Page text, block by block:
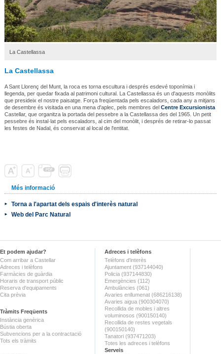
La Castellassa
La Castellassa
A Sant Llorenç del Munt, la roca es torna escultura i després esdevé toponímia i
llegenda, per quedar fixada al patrimoni cultural. La Castellassa és un d'aquests monòlits
que presideix el nostre paisatge. Força freqüentada pels escaladors, cada any a mitjans
de desembre és visitada en una mena d'aplec, pels membres del Centre Excursionista
Castellar, que organitza la portada del pessebre a la Castellassa des del 1965. Un petit
pessebre és instal·lat pels escaladors, al cim del monòlit, i després de retirar-lo passat
les festes de Nadal, és conservat al local de l'entitat.
Més informació
Torna a l'apartat dels espais d'interès natural
Web del Parc Natural
Et podem ajudar?
Com arribar a Castellar
Adreces i telèfons
Farmàcies de guàrdia
Horaris de transport públic
Reserva d'equipaments
Cita prèvia
Tràmits Freqüents
Instància genèrica
Bústia oberta
Subvencions per a la contractació
Tots els tràmits
Adreces i telèfons
Telèfons d'interès
Ajuntament (937144040)
Policia (937144830)
Emergències (112)
Ambulàncies (061)
Avaries enllumenat (686216138)
Avaries aigua (900304070)
Recollida de mobles i altres
voluminosos (900150140)
Recollida de restes vegetals
(900150140)
Tanatori (937471203)
Totes les adreces i telèfons
Serveis